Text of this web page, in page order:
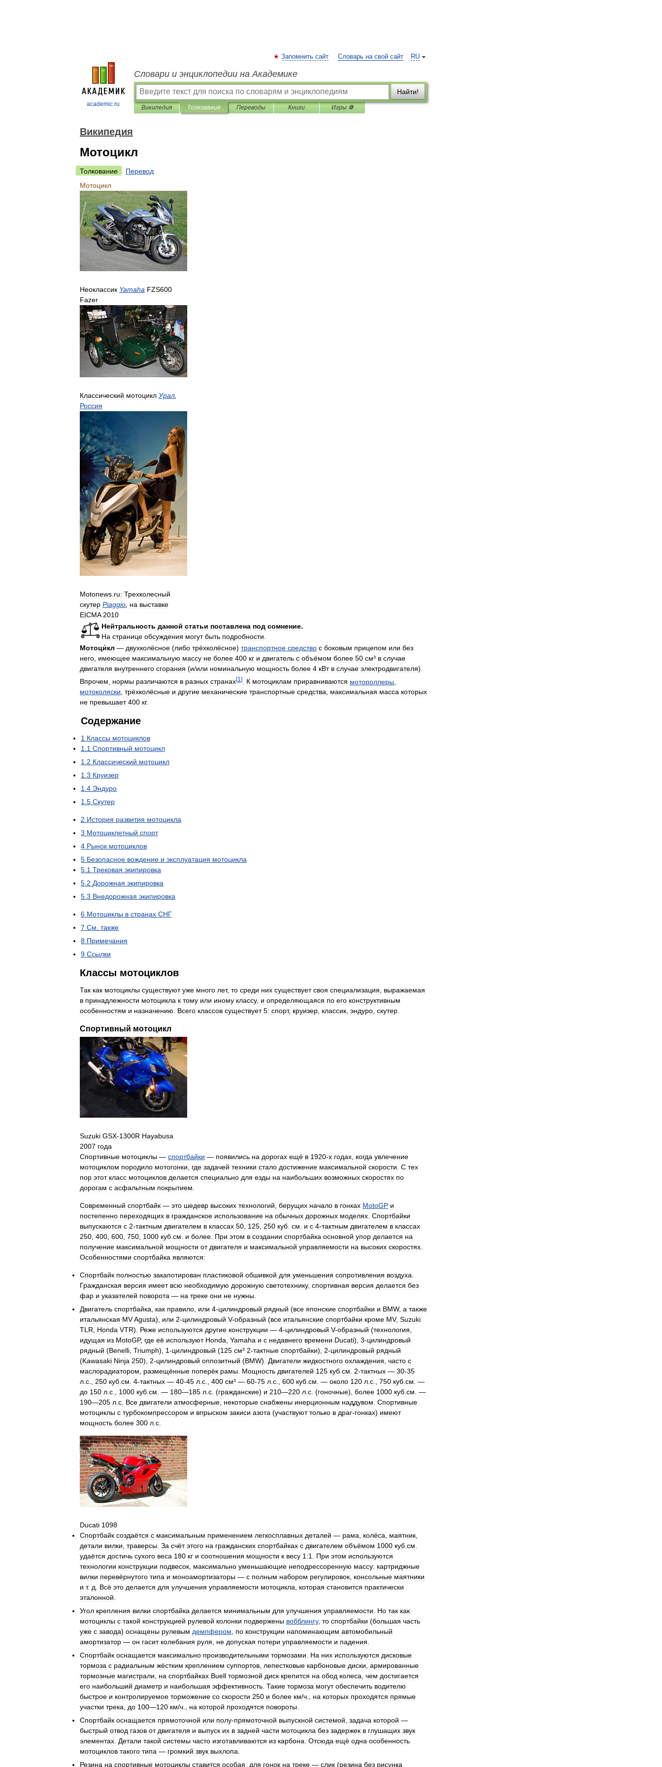
academic.ru
RU
Запомнить сайт Словарь на свой сайт
Словари и энциклопедии на Академике
Найти!
Википедия Толкования Переводы Книги Игры ⚽
Википедия
Мотоцикл
Толкование
Перевод
Мотоцикл
Неоклассик Yamaha FZS600
Fazer
Классический мотоцикл Урал
Россия
Motonews ru: Трехколесный
скутер Piaggio на выставке
EICMA 2010
Нейтральность данной статьи поставлена под сомнение.
На странице обсуждения могут быть подробности
Мотоци́кл — двухколёсное (либо трёхколёсное) транспортное средство с боковым прицепом или без
него имеющее максимальную массу не более 400 кг и двигатель с объёмом более 50 см³ в случае
двигателя внутреннего сгорания (и/или номинальную мощность более 4 кВт в случае электродвигателя).
Впрочем
нормы различаются в разных странах[1 ] К мотоциклам приравниваются мотороллеры
мотоколяски, трёхколёсные и другие механические транспортные средства, максимальная масса которых
не превышает 400 кг.
Содержание
1 Классы мотоциклов
1.1 Спортивный мотоцикл
1.2 Классический мотоцикл
1.3 Круизер
1.4 Эндуро
1.5 Скутер
2 История развития мотоцикла
3 Мотоциклетный спорт
4 Рынок мотоциклов
5 Безопасное вождение и эксплуатация мотоцикла
5.1 Трековая экипировка
5.2 Дорожная экипировка
5.3 Внедорожная экипировка
6 Мотоциклы в странах СНГ
7 См. также
8 Примечания
9 Ссылки
Классы мотоциклов
Так как мотоциклы существуют уже много лет, то среди них существует своя специализация, выражаемая
в принадлежности мотоцикла к тому или иному классу, и определяющаяся по его конструктивным
особенностям и назначению. Всего классов существует 5: спорт, круизер, классик, эндуро, скутер.
Спортивный мотоцикл
Suzuki GSX-1300R Hayabusa
2007 года
Спортивные мотоциклы — спортбайки — появились на дорогах ещё в 1920-х годах когда увлечение
мотоциклом породило мотогонки где задачей техники стало достижение максимальной скорости С тех
пор этот класс мотоциклов делается специально для езды на наибольших возможных скоростях по
дорогам с асфальтным покрытием
Современный спортбайк — это шедевр высоких технологий берущих начало в гонках MotoGP и
постепенно переходящих в гражданское использование на обычных дорожных моделях Спортбайки
выпускаются с 2-тактным двигателем в классах 50 125 250 куб см и с 4-тактным двигателем в классах
250 400 600 750 1000 куб см и более При этом в создании спортбайка основной упор делается на
получение максимальной мощности от двигателя и максимальной управляемости на высоких скоростях
Особенностями спортбайка являются:
Спортбайк полностью закапотирован пластиковой обшивкой для уменьшения сопротивления воздуха
Гражданская версия имеет всю необходимую дорожную светотехнику, спортивная версия делается без
фар и указателей поворота — на треке они не нужны
Двигатель спортбайка как правило или 4-цилиндровый рядный (все японские спортбайки и BMW, а также
итальянская MVAgusta), или 2-цилиндровый V-образный (все итальянские спортбайки кроме MV, Suzuki
TLR
Honda VTR). Реже используются другие конструкции — 4-цилиндровый V-образный (технология
идущая из MotoGP, где её используют Honda Yamaha и с недавнего времени Ducati), 3-цилиндровый
рядный (Benelli Triumph), 1-цилиндровый (125 см³ 2-тактные спортбайки), 2-цилиндровый рядный
(Kawasaki Ninja 250), 2-цилиндровый оппозитный (BMW). Двигатели жидкостного охлаждения часто с
маслорадиатором
размещённые поперёк рамы Мощность двигателей 125 куб см 2-тактных — 30-35
л с 250 куб см 4-тактных — 40-45 л с 400 см³ — 60-75 л с 600 куб см . — около 120 л с 750 куб см . —
до 150 л с 1000 куб см . — 180—185 л с . (гражданские) и 210—220 л с . (гоночные), более 1000 куб см . —
190—205 л с Все двигатели атмосферные некоторые снабжены инерционным наддувом Спортивные
мотоциклы с турбокомпрессором и впрыском закиси азота (участвуют только в драг-гонках) имеют
мощность более 300 л с
Ducati 1098
Спортбайк создаётся с максимальным применением легкосплавных деталей — рама колёса маятник
детали вилки траверсы За счёт этого на гражданских спортбайках с двигателем объёмом 1000 куб см
удаётся достичь сухого веса 180 кг и соотношения мощности к весу 1:1 При этом используются
технологии конструкции подвесок максимально уменьшающие неподрессоренную массу: картриджные
вилки перевёрнутого типа и моноамортизаторы — с полным набором регулировок консольные маятники
и т. д Всё это делается для улучшения управляемости мотоцикла которая становится практически
эталонной
Угол крепления вилки спортбайка делается минимальным для улучшения управляемости Но так как
мотоциклы с такой конструкцией рулевой колонки подвержены вобблингу, то спортбайки (большая часть
уже с завода) оснащены рулевым демпфером по конструкции напоминающим автомобильный
амортизатор — он гасит колебания руля не допуская потери управляемости и падения
Спортбайк оснащается максимально производительными тормозами На них используются дисковые
тормоза с радиальным жёстким креплением суппортов лепестковые карбоновые диски армированные
тормозные магистрали на спортбайках Buell тормозной диск крепится на обод колеса чем достигается
его наибольший диаметр и наибольшая эффективность Такие тормоза могут обеспечить водителю
быстрое и контролируемое торможение со скорости 250 и более км/ч на которых проходятся прямые
участки трека до 100—120 км/ч на которой проходятся повороты
Спортбайк оснащается прямоточной или полу-прямоточной выпускной системой задача которой —
быстрый отвод газов от двигателя и выпуск их в задней части мотоцикла без задержек в глушащих звук
элементах Детали такой системы часто изготавливаются из карбона Отсюда ещё одна особенность
мотоциклов такого типа — громкий звук выхлопа
Резина на спортивные мотоциклы ставится особая для гонок на треке — слик (резина без рисунка